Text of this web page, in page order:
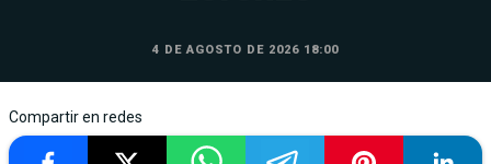
4 DE AGOSTO DE 2026 18:00
Compartir en redes